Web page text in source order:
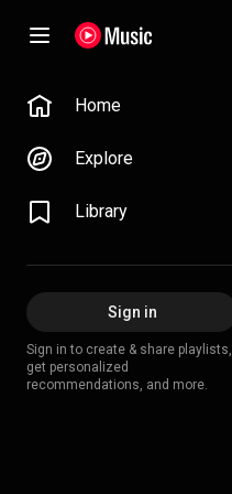
Home
Explore
Library
Sign in
Sign in to create & share playlists,
get personalized
recommendations, and more.